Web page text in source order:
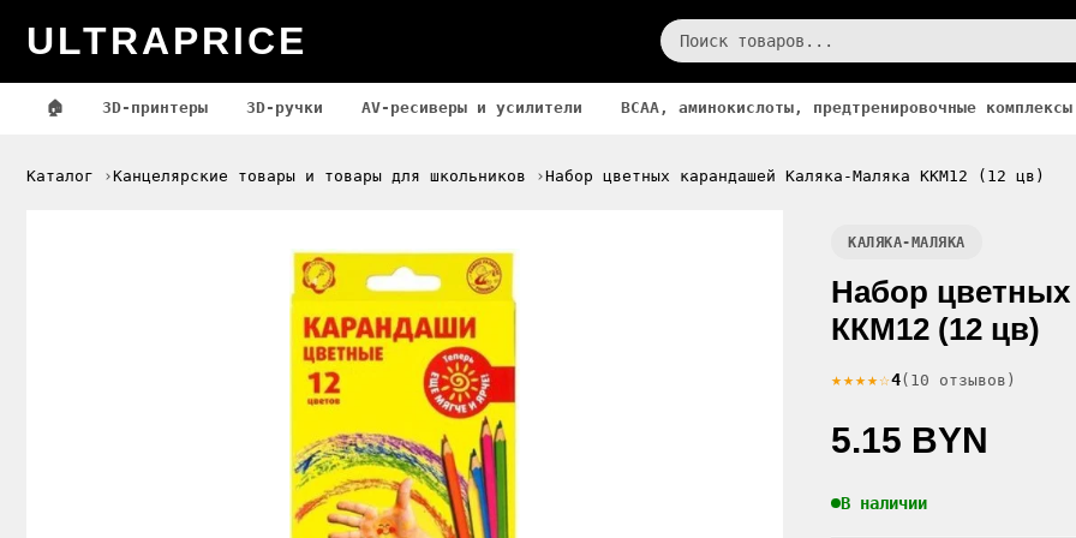
ULTRAPRICE
🏠 3D-принтеры 3D-ручки AV-ресиверы и усилители BCAA, аминокислоты, предтренировочные
Каталог Канцелярские товары и товары для школьников Набор цветных карандашей Каляка-Маляка ККМ12 (12 цв)
КАЛЯКА-МАЛЯКА
Набор
ККМ12 (12 цв)
★★★★☆4(10 отзывов)
5.15 BYN
В наличии